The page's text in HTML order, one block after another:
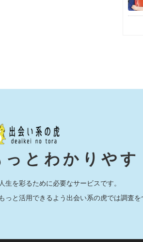
とわかりやす
生を彩るために必要なサービスです。
と活用できるよう出会い系の虎では調査を